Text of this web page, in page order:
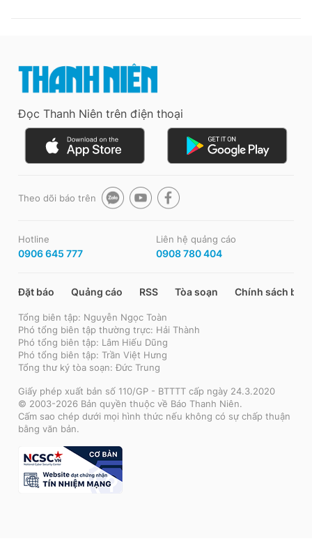
Đọc Thanh Niên trên điện thoại
Theo dõi báo trên
Hotline
0906 645 777
Liên hệ quảng cáo
0908 780 404
Đặt báo Quảng cáo RSS Tòa soạn Chính sách bảo
Tổng biên tập: Nguyễn Ngọc Toàn
Phó tổng biên tập thường trực: Hải Thành
Phó tổng biên tập: Lâm Hiếu Dũng
Phó tổng biên tập: Trần Việt Hưng
Tổng thư ký tòa soạn: Đức Trung
Giấy phép xuất bản số 110/GP - BTTTT cấp ngày 24.3.2020
© 2003-2026 Bản quyền thuộc về Báo Thanh Niên.
Cấm sao chép dưới mọi hình thức nếu không có sự chấp thuận
bằng văn bản.